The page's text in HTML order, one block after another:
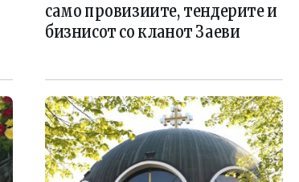
само провизиите, тендерите и
бизнисот со кланот Заеви